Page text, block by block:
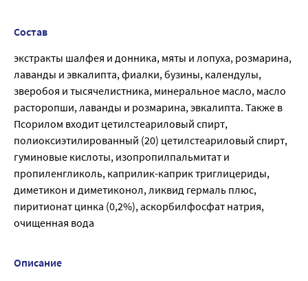
Состав
экстракты шалфея и донника, мяты и лопуха, розмарина,
лаванды и эвкалипта, фиалки, бузины, календулы,
зверобоя и тысячелистника, минеральное масло, масло
расторопши, лаванды и розмарина, эвкалипта. Также в
Псорилом входит цетилстеариловый спирт,
полиоксиэтилированный (20) цетилстеариловый спирт,
гуминовые кислоты, изопропилпальмитат и
пропиленгликоль, каприлик-каприк триглицериды,
диметикон и диметиконол, ликвид гермаль плюс,
пиритионат цинка (0,2%), аскорбилфосфат натрия,
очищенная вода
Описание